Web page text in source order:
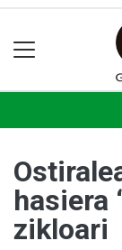
hasiera
zikloari